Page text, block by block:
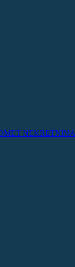
NEKRETNINA